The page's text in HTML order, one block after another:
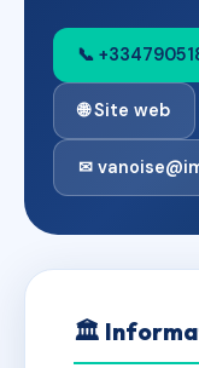
📞
🌐 Site web
✉
🏛